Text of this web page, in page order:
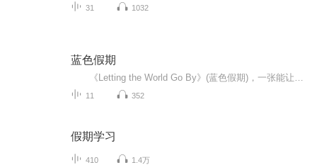
31 1032
蓝色假期
11 352
假期学习
410 1.4万